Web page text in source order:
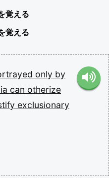
覚える
覚える
only by
can otherize
exclusionary